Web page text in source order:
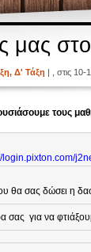
4ο
μας
, Δ' Τάξη | , στις 10-
τους
login.pixton.com/
θα σας δώσει η
σας για να